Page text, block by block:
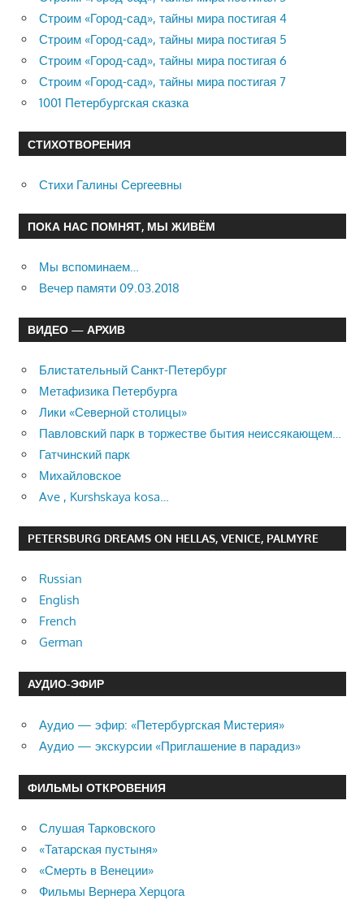
Строим «Город-сад», тайны мира постигая 4
Строим «Город-сад», тайны мира постигая 5
Строим «Город-сад», тайны мира постигая 6
Строим «Город-сад», тайны мира постигая 7
1001 Петербургская сказка
СТИХОТВОРЕНИЯ
Стихи Галины Сергеевны
ПОКА НАС ПОМНЯТ, МЫ ЖИВЁМ
Мы вспоминаем…
Вечер памяти 09.03.2018
ВИДЕО — АРХИВ
Блистательный Санкт-Петербург
Метафизика Петербурга
Лики «Северной столицы»
Павловский парк в торжестве бытия неиссякающем…
Гатчинский парк
Михайловское
Ave , Kurshskaya kosa…
PETERSBURG DREAMS ON HELLAS, VENICE, PALMYRE
Russian
English
French
German
АУДИО-ЭФИР
Аудио — эфир: «Петербургская Мистерия»
Аудио — экскурсии «Приглашение в парадиз»
ФИЛЬМЫ ОТКРОВЕНИЯ
Слушая Тарковского
«Татарская пустыня»
«Смерть в Венеции»
Фильмы Вернера Херцога